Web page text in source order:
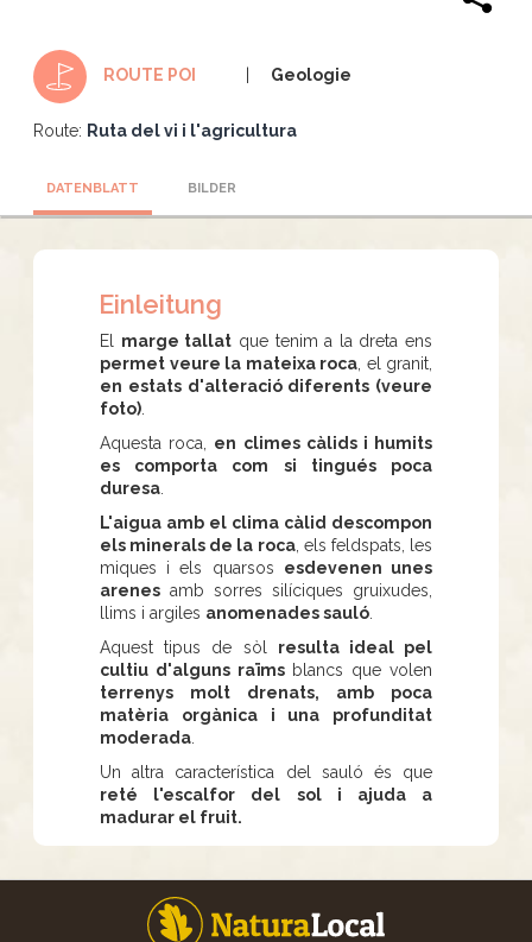
ROUTE POI Geologie
Route: Ruta del vi i l'agricultura
DATENBLATT BILDER
Einleitung
El marge tallat que tenim a la dreta ens
permet veure la mateixa roca , el granit,
en estats d'alteració diferents (veure
foto)
Aquesta roca, en climes càlids i humits
es comporta com si tingués poca
duresa
L'aigua amb el clima càlid descompon
els minerals de la roca, els feldspats, les
miques i els quarsos esdevenen unes
arenes amb sorres silíciques gruixudes,
llims i argiles anomenades sauló
Aquest tipus de sòl resulta ideal pel
cultiu d'alguns raïmsblancs que volen
terrenys molt drenats, amb poca
matèria orgànica i una profunditat
moderada
Un altra característica del sauló és que
reté l'escalfor del sol i ajuda a
madurar el fruit.